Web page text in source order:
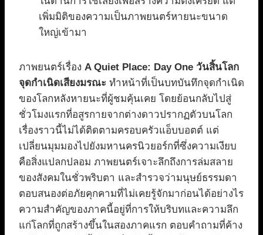
เพิ่มมิติของความเป็นภาพยนตร์หายนะขนาด
ใหญ่เข้ามา
ภาพยนตร์เรื่อง A Quiet Place: Day One วันสิ้นโลก
จุดกำเนิดเสียงมรณะ ทำหน้าที่เป็นบทบันทึกจุดกำเนิด
ของโลกหลังหายนะที่ผู้ชมคุ้นเคย โดยย้อนกลับไปสู่
ชั่วโมงแรกที่อสูรกายจากต่างดาวปรากฏตัวบนโลก
เรื่องราวนี้ไม่ได้ติดตามครอบครัวแอ็บบอตต์ แต่
เปลี่ยนมุมมองไปยังมหานครนิวยอร์กที่ซึ่งความเงียบ
คือสิ่งแปลกปลอม ภาพยนตร์เจาะลึกถึงการล่มสลาย
ของสังคมในชั่วพริบตา และสำรวจว่ามนุษย์ธรรมดา
ตอบสนองต่อภัยคุกคามที่ไม่เคยรู้จักมาก่อนได้อย่างไร
ความสำคัญของภาคนี้อยู่ที่การให้บริบทและความลึก
แก่โลกที่ถูกสร้างขึ้นในสองภาคแรก ตอบคำถามที่ค้าง